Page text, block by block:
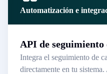
Automatización e
API de seguimiento
Integra el seguimiento de
directamente en tu